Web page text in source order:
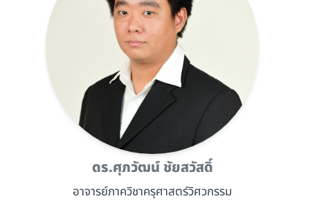
ดร.ศุภวัฒน์ ชัยสวัสดิ์
อาจารย์ภาควิชาครุศาสตร์วิศวกรรม